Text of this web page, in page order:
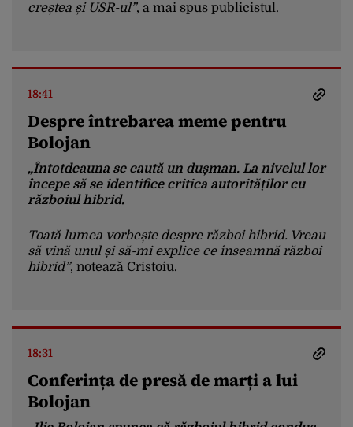
creștea și USR-ul”, a mai spus publicistul.
18:41
Despre întrebarea meme pentru
Bolojan
„Întotdeauna se caută un dușman. La nivelul lor
începe să se identifice critica autorităților cu
războiul hibrid.
Toată lumea vorbește despre război hibrid. Vreau
să vină unul și să-mi explice ce înseamnă război
hibrid”, notează Cristoiu.
18:31
Conferința de presă de marți a lui
Bolojan